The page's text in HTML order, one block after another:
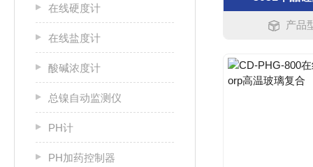
在线硬度计
在线盐度计
酸碱浓度计
总镍自动监测仪
PH计
PH加药控制器
产品